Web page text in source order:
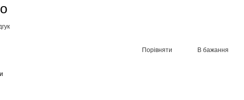
Порівняти В бажання